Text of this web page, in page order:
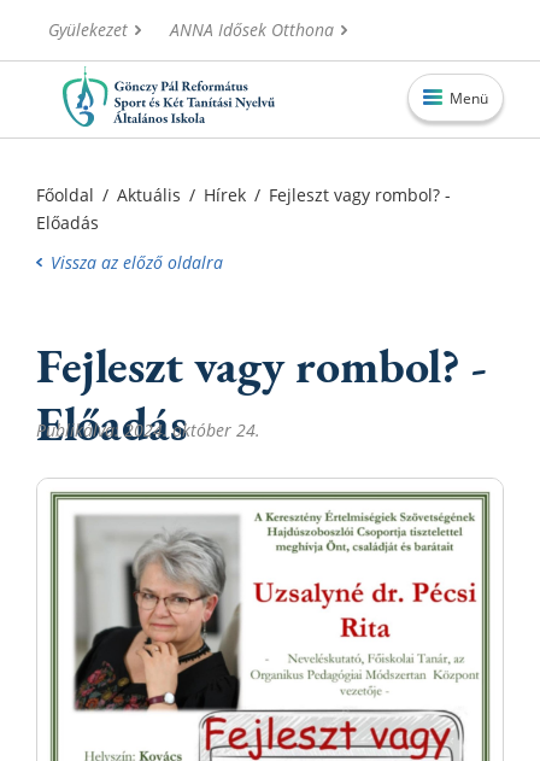
Gyülekezet ANNA Idősek Otthona
Menü
Aktuális
Iskolánk
Információk
Oktatás
Főoldal / Aktuális / Hírek / Fejleszt vagy rombol? -
Előadás
Vissza az előző oldalra
Fejleszt vagy rombol? -
Előadás
Publikálva: 2024. október 24.